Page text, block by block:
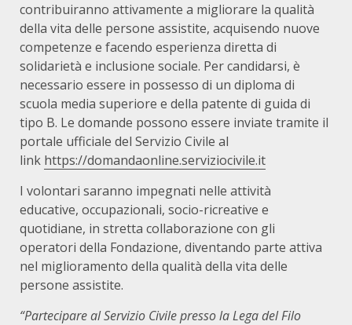
contribuiranno attivamente a migliorare la qualità
della vita delle persone assistite, acquisendo nuove
competenze e facendo esperienza diretta di
solidarietà e inclusione sociale. Per candidarsi, è
necessario essere in possesso di un diploma di
scuola media superiore e della patente di guida di
tipo B. Le domande possono essere inviate tramite il
portale ufficiale del Servizio Civile al
link https://domandaonline.serviziocivile.it
I volontari saranno impegnati nelle attività
educative, occupazionali, socio-ricreative e
quotidiane, in stretta collaborazione con gli
operatori della Fondazione, diventando parte attiva
nel miglioramento della qualità della vita delle
persone assistite.
“Partecipare al Servizio Civile presso la Lega del Filo